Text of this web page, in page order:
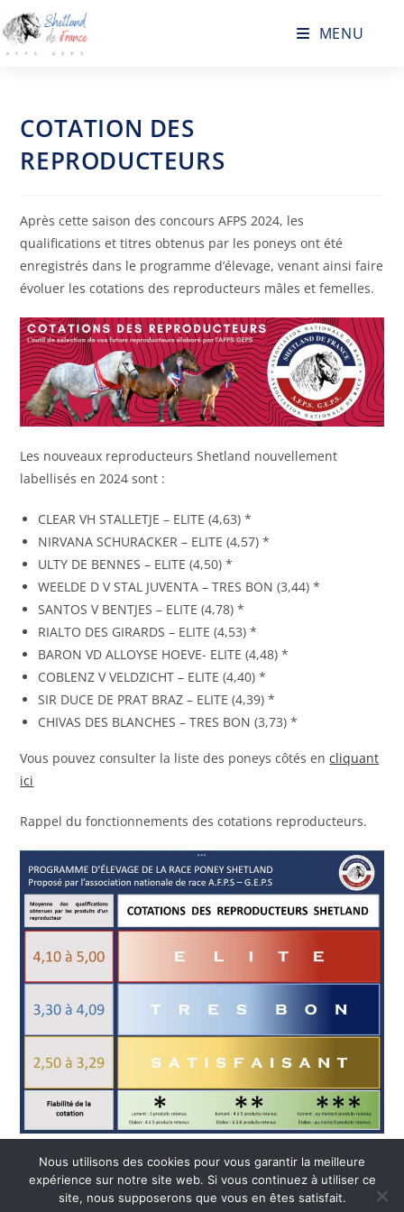
MENU
COTATION DES
REPRODUCTEURS
Après cette saison des concours AFPS 2024, les
qualifications et titres obtenus par les poneys ont été
enregistrés dans le programme d’élevage, venant ainsi faire
évoluer les cotations des reproducteurs mâles et femelles.
Les nouveaux reproducteurs Shetland nouvellement
labellisés en 2024 sont :
CLEAR VH STALLETJE – ELITE (4,63) *
NIRVANA SCHURACKER – ELITE (4,57) *
ULTY DE BENNES – ELITE (4,50) *
WEELDE D V STAL JUVENTA – TRES BON (3,44) *
SANTOS V BENTJES – ELITE (4,78) *
RIALTO DES GIRARDS – ELITE (4,53) *
BARON VD ALLOYSE HOEVE- ELITE (4,48) *
COBLENZ V VELDZICHT – ELITE (4,40) *
SIR DUCE DE PRAT BRAZ – ELITE (4,39) *
CHIVAS DES BLANCHES – TRES BON (3,73) *
Vous pouvez consulter la liste des poneys côtés encliquant
ici
Rappel du fonctionnements des cotations reproducteurs.
Nous utilisons des cookies pour vous garantir la meilleure
expérience sur notre site web. Si vous continuez à utiliser ce
site, nous supposerons que vous en êtes satisfait.